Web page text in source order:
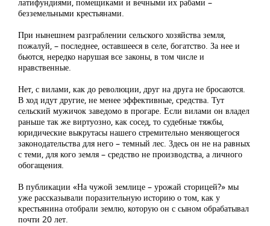
латифундиями, помещиками и вечными их рабами –
безземельными крестьянами.
При нынешнем разграблении сельского хозяйства земля,
пожалуй, – последнее, оставшееся в селе, богатство. За нее и
бьются, нередко нарушая все законы, в том числе и
нравственные.
Нет, с вилами, как до революции, друг на друга не бросаются.
В ход идут другие, не менее эффективные, средства. Тут
сельский мужичок заведомо в прогаре. Если вилами он владел
раньше так же виртуозно, как сосед, то судебные тяжбы,
юридические выкрутасы нашего стремительно меняющегося
законодательства для него – темный лес. Здесь он не на равных
с теми, для кого земля – средство не производства, а личного
обогащения.
В публикации «На чужой землице – урожай сторицей?» мы
уже рассказывали поразительную историю о том, как у
крестьянина отобрали землю, которую он с сыном обрабатывал
почти 20 лет.